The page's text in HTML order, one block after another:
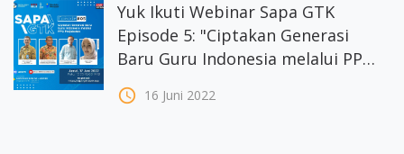
Yuk Ikuti Webinar Sapa GTK
Episode 5: "Ciptakan Generasi
Baru Guru Indonesia melalui PPG
access_time 16 Juni 2022